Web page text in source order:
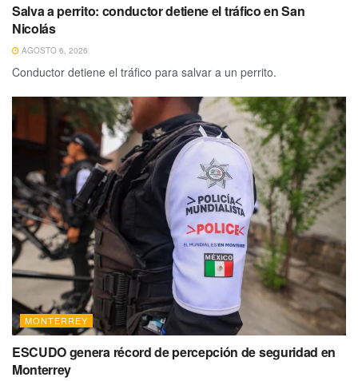
Salva a perrito: conductor detiene el tráfico en San
Nicolás
AGOSTO 6, 2026
Conductor detiene el tráfico para salvar a un perrito.
MONTERREY
ESCUDO genera récord de percepción de seguridad en
Monterrey